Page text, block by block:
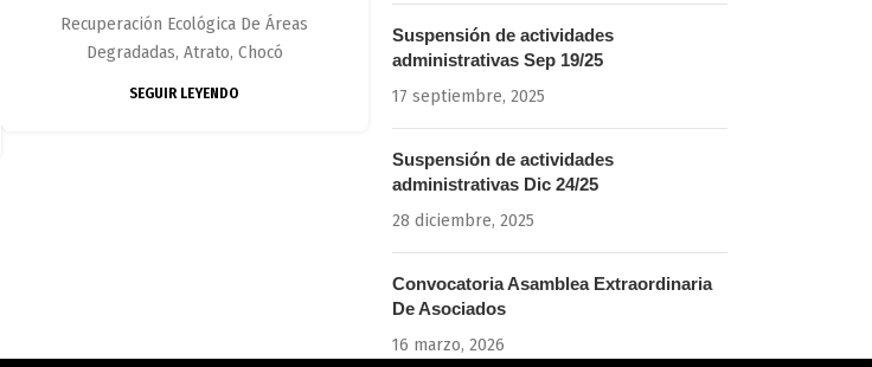
Recuperación Ecológica De Áreas
Degradadas, Atrato, Chocó
SEGUIR LEYENDO
Suspensión de actividades
administrativas Sep 19/25
17 septiembre, 2025
Suspensión de actividades
administrativas Dic 24/25
28 diciembre, 2025
Convocatoria Asamblea Extraordinaria
De Asociados
16 marzo, 2026